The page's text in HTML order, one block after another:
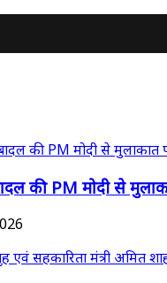
की PM मोदी से